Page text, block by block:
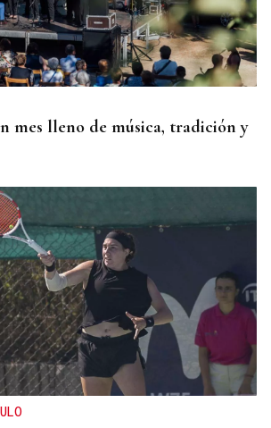
mes lleno de música, tradición y